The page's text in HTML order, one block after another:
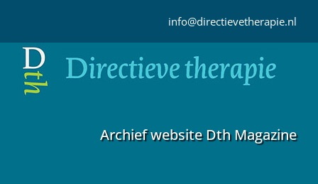
inhoud
info@directievetherapie.nl
Archief website Dth Magazine